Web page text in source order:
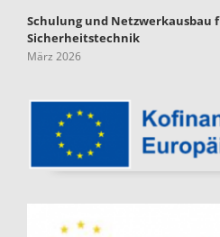
Schulung und Netzwerkausbau
Sicherheitstechnik
März 2026